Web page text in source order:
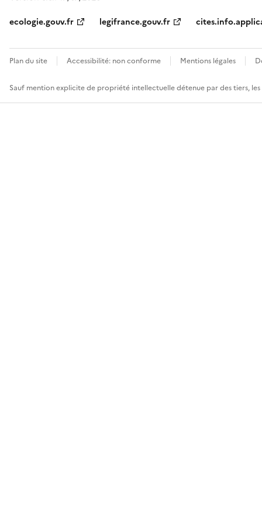
ecologie.gouv.fr
legifrance.gouv.fr
Plan du site Accessibilité: non conforme Mentions légales
Sauf mention explicite de propriété intellectuelle détenue par des tiers,